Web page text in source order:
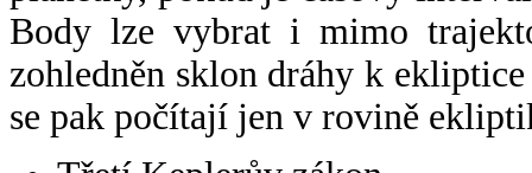
Body lze vybrat i mimo
zohledněn sklon dráhy k
se pak počítají jen v rovině